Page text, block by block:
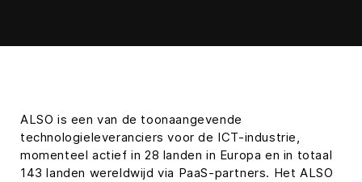
ALSO is een van de toonaangevende
technologieleveranciers voor de ICT-industrie,
momenteel actief in 28 landen in Europa en in totaal
143 landen wereldwijd via PaaS-partners. Het ALSO